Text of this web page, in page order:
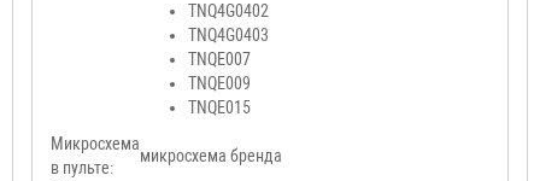
TNQ4G0402
TNQ4G0403
TNQE007
TNQE009
TNQE015
Микросхема
в пульте:
микросхема бренда